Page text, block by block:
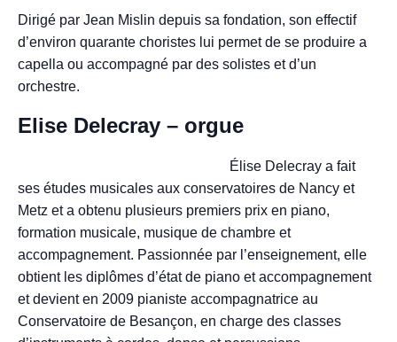
Dirigé par Jean Mislin depuis sa fondation, son effectif
d’environ quarante choristes lui permet de se produire a
capella ou accompagné par des solistes et d’un
orchestre.
Elise Delecray – orgue
Élise Delecray a fait
ses études musicales aux conservatoires de Nancy et
Metz et a obtenu plusieurs premiers prix en piano,
formation musicale, musique de chambre et
accompagnement. Passionnée par l’enseignement, elle
obtient les diplômes d’état de piano et accompagnement
et devient en 2009 pianiste accompagnatrice au
Conservatoire de Besançon, en charge des classes